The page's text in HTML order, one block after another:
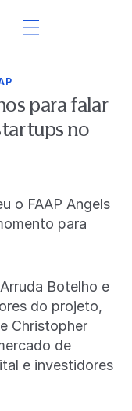
para falar
no
o FAAP Angels
para
Botelho e
do projeto,
Christopher
de
e investidores